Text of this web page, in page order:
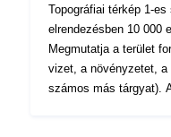
Típus:
Topográfiai térkép 1-
elrendezésben 10 000
Megmutatja a terület
vizet, a növényzetet,
számos más tárgyat).